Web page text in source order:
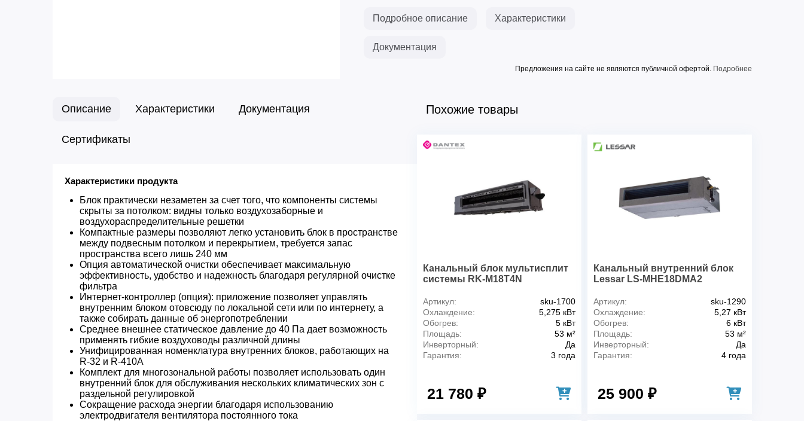
Подробное описание Характеристики
Документация
Предложения на сайте не являются публичной офертой. Подробнее
Описание Характеристики Документация
Сертификаты
Характеристики продукта
Блок практически незаметен за счет того, что компоненты системы
скрыты за потолком: видны только воздухозаборные и
воздухораспределительные решетки
Компактные размеры позволяют легко установить блок в пространстве
между подвесным потолком и перекрытием, требуется запас
пространства всего лишь 240 мм
Опция автоматической очистки обеспечивает максимальную
эффективность, удобство и надежность благодаря регулярной очистке
фильтра
Интернет-контроллер (опция): приложение позволяет управлять
внутренним блоком отовсюду по локальной сети или по интернету, а
также собирать данные об энергопотреблении
Среднее внешнее статическое давление до 40 Па дает возможность
применять гибкие воздуховоды различной длины
Унифицированная номенклатура внутренних блоков, работающих на
R-32 и R-410A
Комплект для многозональной работы позволяет использовать один
внутренний блок для обслуживания нескольких климатических зон с
раздельной регулировкой
Сокращение расхода энергии благодаря использованию
электродвигателя вентилятора постоянного тока
Основные характеристики
FDXM-F3
Основные режимы работы
Охлаждение/нагрев
Электропитание, ф / В / Гц
1~, 220-240 В, 50 Гц
Уровень звукового давления, охлаждение,
дБ(А)
38 / 30
Уровень звукового давления, охлаждение,
макс., дБ(А)
38
Уровень звукового давления, охлаждение,
тих., дБ(А)
30
Трубопровод со стороны жидкости, Ø, мм
Трубопровод со стороны газа, Ø, мм
12,7
Похожие товары
Канальный блок мультисплит
системы RK-M18T4N
Артикул:
sku-1700
Охлаждение:
5,275 кВт
Обогрев:
5 кВт
Площадь:
53 м²
Инверторный:
Да
Гарантия:
3 года
21 780 ₽
Канальный внутренний блок
Lessar LS-MHE18DMA2
Артикул:
sku-1290
Охлаждение:
5,27 кВт
Обогрев:
6 кВт
Площадь:
53 м²
Инверторный:
Да
Гарантия:
4 года
25 900 ₽